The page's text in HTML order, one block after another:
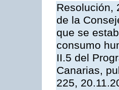
Resolución,
de la
que se
consumo
II.5 del
Canarias,
225,